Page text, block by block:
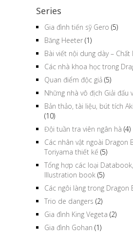
Series
Gia đình tiến sỹ Gero (5)
Băng Heeter (1)
Bài viết nội dung dày – Chất
Các nhà khoa học trong
Quan điểm độc giả (5)
Những nhà vô địch Giải đấu
Bản thảo, tài liệu, bút tích
(10)
Đội tuần tra viên ngân hà (4)
Các nhân vật ngoài Dragon
Toriyama thiết kế (5)
Tổng hợp các loại
Illustration book (5)
Các ngôi làng trong Dragon
Trio de dangers (2)
Gia đình King Vegeta (2)
Gia đình Gohan (1)